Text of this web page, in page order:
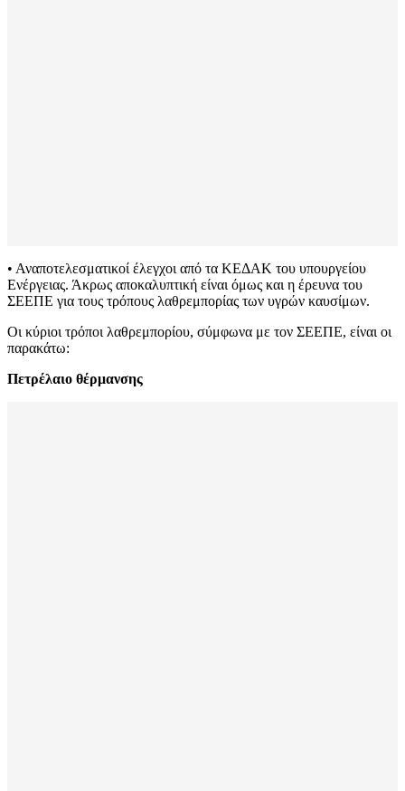
• Αναποτελεσματικοί έλεγχοι από τα ΚΕΔΑΚ του υπουργείου
Ενέργειας. Άκρως αποκαλυπτική είναι όμως και η έρευνα του
ΣΕΕΠΕ για τους τρόπους λαθρεμπορίας των υγρών καυσίμων.
Οι κύριοι τρόποι λαθρεμπορίου, σύμφωνα με τον ΣΕΕΠΕ, είναι οι
παρακάτω:
Πετρέλαιο θέρμανσης